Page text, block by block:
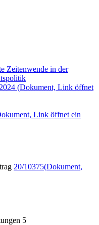
Zeitenwende in der
(Dokument, Link öffnet
Link öffnet ein
20/10375(Dokument,
5